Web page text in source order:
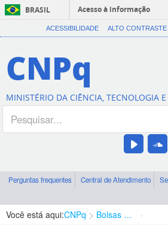
BRASIL
Acesso à informação
ACESSIBILIDADE ALTO CONTRASTE
CNPq
MINISTÉRIO DA CIÊNCIA, TECNOLOGIA
Perguntas frequentes Central de Atendimento
Você está aqui:CNPq Bolsas e Auxílios Vigentes